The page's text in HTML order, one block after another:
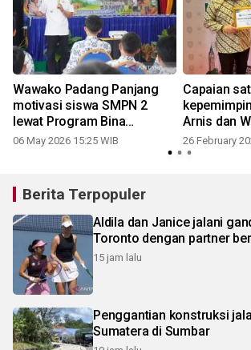
Wawako Padang Panjang
motivasi siswa SMPN 2
lewat Program Bina
Karakter
06 May 2026 15:25 WIB
Capaian
Arnis dan
Saputra
26 February
Berita Terpopuler
Aldila dan Janice jalani
Toronto dengan partner
15 jam lalu
Penggantian konstruksi
Sumatera di Sumbar